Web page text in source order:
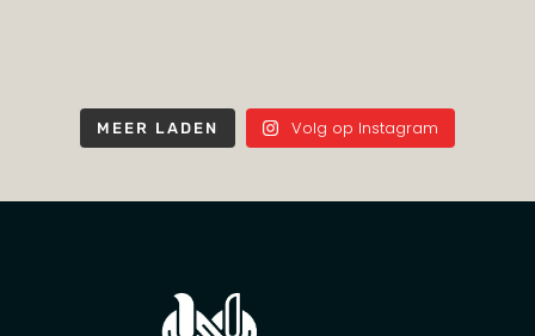
MEER LADEN Volg op Instagram